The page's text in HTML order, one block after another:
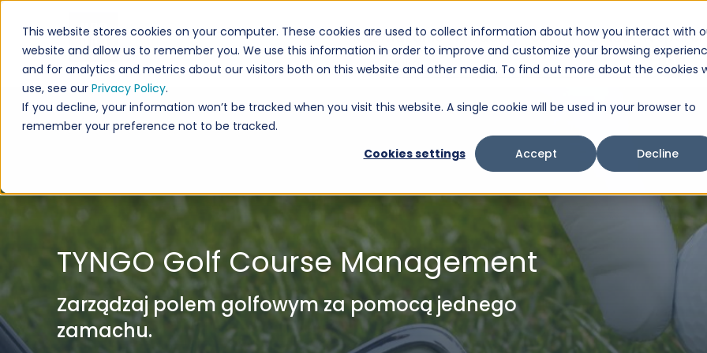
This website stores cookies on your computer. These cookies are used to collect information about how you interact with
website and allow us to remember you. We use this information in order to improve and customize your browsing
and for analytics and metrics about our visitors both on this website and other media. To find out more about the cookies
use, see our Privacy Policy.
If you decline, your information won’t be tracked when you visit this website. A single cookie will be used in your browser to
remember your preference not to be tracked.
Cookies settings
Accept Decline
Rozwiązanie Produkty Usługi O Nas
To pole wyszukiwania z dołączoną funkcją automatycznego sugerowania
Brak sugerowanych wyników, ponieważ pole
TYNGO Golf Course Management
Zarządzaj polem golfowym za pomocą jednego
zamachu.